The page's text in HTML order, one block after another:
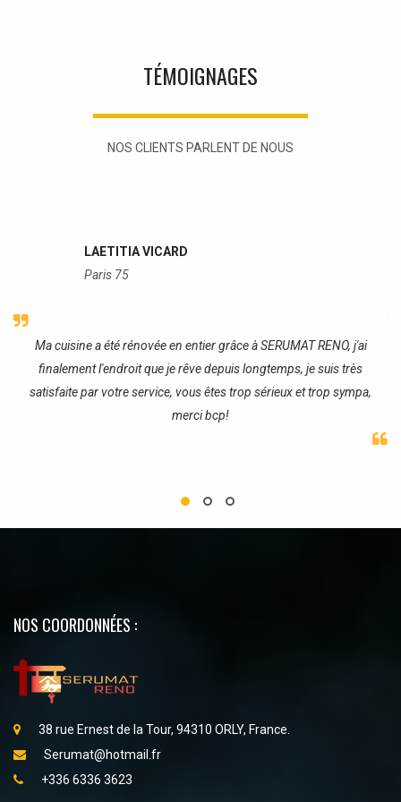
TÉMOIGNAGES
NOS CLIENTS PARLENT DE NOUS
LAETITIA VICARD
Paris 75
Ma cuisine a été rénovée en entier grâce à SERUMAT RENO, j'ai
finalement l'endroit que je rêve depuis longtemps, je suis très
satisfaite par votre service, vous êtes trop sérieux et trop sympa,
merci bcp!
NOS COORDONNÉES :
38 rue Ernest de la Tour, 94310 ORLY, France.
Serumat@hotmail.fr
+336 6336 3623